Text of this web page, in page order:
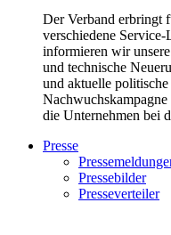
Der Verband erbringt
verschiedene
informieren wir
und technische
und aktuelle
die Unternehmen bei
Presse
Pressebilder
Presseverteiler